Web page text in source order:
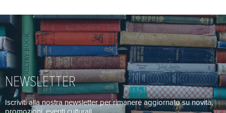
NEWSLETTER
Iscriviti alla nostra newsletter per rimanere aggiornato su novità,